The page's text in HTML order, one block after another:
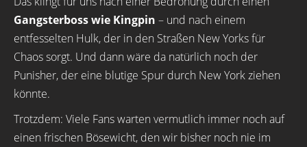
Gangsterboss wie Kingpin – und nach einem
entfesselten Hulk, der in den Straßen New Yorks für
Chaos sorgt. Und dann wäre da natürlich noch der
Punisher, der eine blutige Spur durch New York ziehen
könnte.
Trotzdem: Viele Fans warten vermutlich immer noch auf
einen frischen Bösewicht, den wir bisher noch nie im